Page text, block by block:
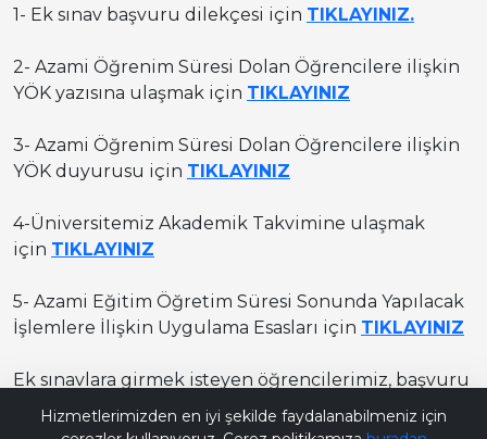
1- Ek sınav başvuru dilekçesi için TIKLAYINIZ.
2- Azami Öğrenim Süresi Dolan Öğrencilere ilişkin
YÖK yazısına ulaşmak için TIKLAYINIZ
3- Azami Öğrenim Süresi Dolan Öğrencilere ilişkin
YÖK duyurusu için TIKLAYINIZ
4-Üniversitemiz Akademik Takvimine ulaşmak
için TIKLAYINIZ
5- Azami Eğitim Öğretim Süresi Sonunda Yapılacak
İşlemlere İlişkin Uygulama Esasları için TIKLAYINIZ
Ek sınavlara girmek isteyen öğrencilerimiz, başvuru
için yukarıda belirtilen "
FRM-0082 Ek Sınav
Müracaat Formu"nu doldurup imzaladıktan
Hizmetlerimizden en iyi şekilde faydalanabilmeniz için
Bana Soru Sor | Ask Me